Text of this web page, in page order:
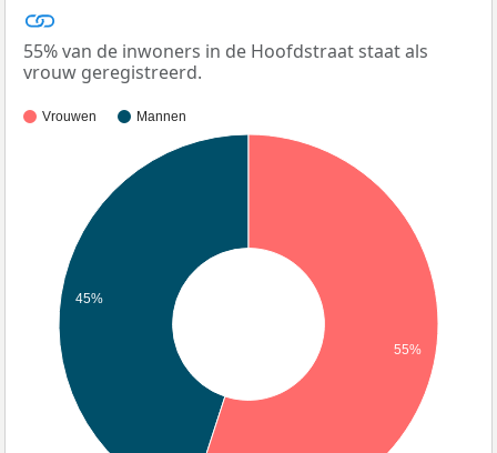
55% van de inwoners in de Hoofdstraat staat als
vrouw geregistreerd.
Vrouwen Mannen
45%
55%